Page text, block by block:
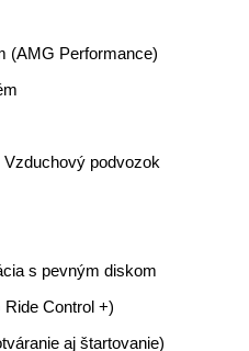
Performance)
podvozok
s pevným diskom